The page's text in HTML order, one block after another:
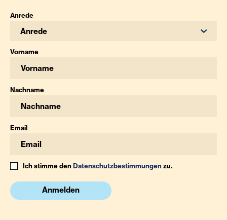
Anrede
Anrede
Vorname
Nachname
Email
Ich stimme denDatenschutzbestimmungenzu.
Anmelden